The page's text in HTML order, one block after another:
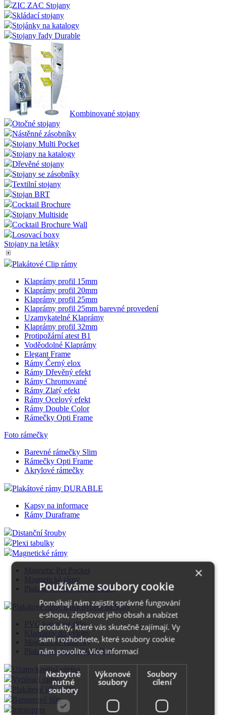
ZIC ZAC Stojany
Skládací stojany
Stojánky na katalogy
Stojany řady Durable
Kombinované stojany
Otočné stojany
Nástěnné zásobníky
Stojany Multi Pocket
Stojany na katalogy
Dřevěné stojany
Stojany se zásobníky
Textilní stojany
Stojan BRT
Cocktail Brochure
Stojany Multiside
Cocktail Brochure Wall
Losovací boxy
Stojany na letáky
Plakátové Clip rámy
Klaprámy profil 15mm
Klaprámy profil 20mm
Klaprámy profil 25mm
Klaprámy profil 25mm barevné provedení
Uzamykatelné Klaprámy
Klaprámy profil 32mm
Protipožární atest B1
Voděodolné Klaprámy
Elegant Frame
Rámy Černý elox
Rámy Dřevěný efekt
Rámy Chromované
Rámy Zlatý efekt
Rámy Ocelový efekt
Rámy Double Color
Rámečky Opti Frame
Foto rámečky
Barevné rámečky Slim
Rámečky Opti Frame
Akrylové rámečky
Plakátové rámy DURABLE
Kapsy na informace
Rámy Duraframe
Distanční šrouby
Plexi tabulky
Magnetické rámy
Magnetic Pet Pocket
Magnetické rámy
Plakátové rámy DURABLE
Plakátové rámy k přichycení na Sklo
PVC kapsy na sklo
Klaprámy do výlohy
Magnetické rámečky
Plakátové rámy DURABLE
Uzamykatelná vitrína
Vypínací rámy
Plakátové lišty POS
Bannerové lišty
Infotopper
×
Používáme soubory cookie
Pomáhají nám zajistit správné fungování
e-shopu, zlepšovat jeho obsah a nabízet
produkty, které vás skutečně zajímají. Vy
sami rozhodnete, které soubory cookie
nám povolíte.Více informací
Nezbytně
nutné
soubory
Výkonové
soubory
Soubory
cílení